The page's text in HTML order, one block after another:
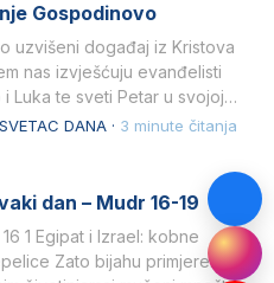
Gospodinovo
uzvišeni događaj iz Kristova
nas izvješćuju evanđelisti
i Luka te sveti Petar u svojoj
DANA · 3 minute čitanja
dan – Mudr 16-19
1 Egipat i Izrael: kobne
Zato bijahu primjereno